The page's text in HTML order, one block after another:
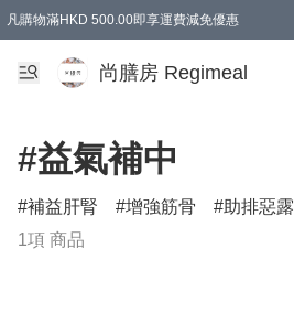
凡購物滿HKD 500.00即享運費減免優惠
尚膳房 Regimeal
#益氣補中
補益肝腎 增強筋骨 助排惡露
1項 商品